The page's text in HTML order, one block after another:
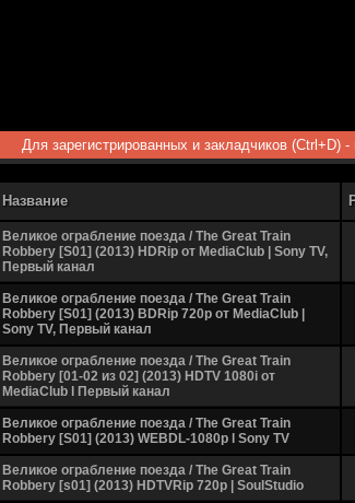
Для зарегистрированных и закладчиков (Ctrl+D)
Название
Великое ограбление поезда / The Great Train
Robbery [S01] (2013) HDRip от MediaClub | Sony TV,
Первый канал
Великое ограбление поезда / The Great Train
Robbery [S01] (2013) BDRip 720р от MediaClub |
Sony TV, Первый канал
Великое ограбление поезда / The Great Train
Robbery [01-02 из 02] (2013) HDTV 1080i от
MediaClub l Первый канал
Великое ограбление поезда / The Great Train
Robbery [S01] (2013) WEBDL-1080p l Sony TV
Великое ограбление поезда / The Great Train
Robbery [s01] (2013) HDTVRip 720p | SoulStudio